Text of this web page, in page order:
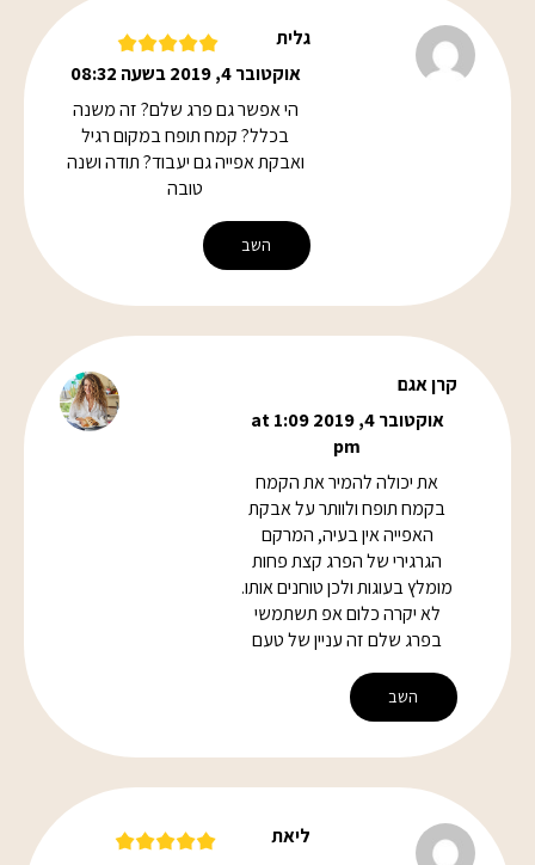
גלית
אוקטובר 4, 2019 בשעה 08:32
הי אפשר גם פרג שלם? זה משנה
בכלל? קמח תופח במקום רגיל
ואבקת אפייה גם יעבוד? תודה ושנה
טובה
השב
קרן אגם
אוקטובר 4, 2019 at 1:09
pm
את יכולה להמיר את הקמח
בקמח תופח ולוותר על אבקת
האפייה אין בעיה, המרקם
הגרגירי של הפרג קצת פחות
מומלץ בעוגות ולכן טוחנים אותו.
לא יקרה כלום אפ תשתמשי
בפרג שלם זה עניין של טעם
השב
ליאת